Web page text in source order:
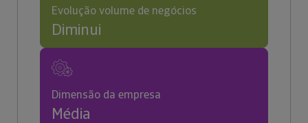
Evolução volume de negócios
Diminui
Dimensão da empresa
Média